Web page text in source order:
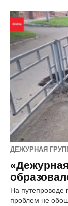
ДЕЖУРНАЯ
На путепроводе
проблем не